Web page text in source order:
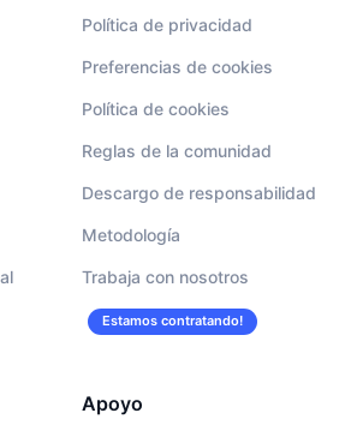
Política de privacidad
Preferencias de cookies
Política de cookies
Reglas de la comunidad
Descargo de responsabilidad
Metodología
Trabaja con nosotros
Estamos contratando!
Apoyo